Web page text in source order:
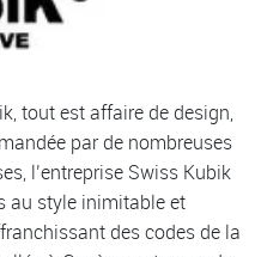
tout est affaire de design,
par de nombreuses
l’entreprise Swiss Kubik
au style inimitable et
des codes de la